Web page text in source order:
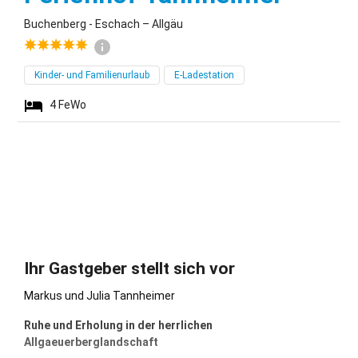
Buchenberg - Eschach – Allgäu
Kinder- und Familienurlaub E-Ladestation
4 FeWo
Ihr Gastgeber stellt sich vor
Markus und Julia Tannheimer
Ruhe und Erholung in der herrlichen
Allgaeuerberglandschaft